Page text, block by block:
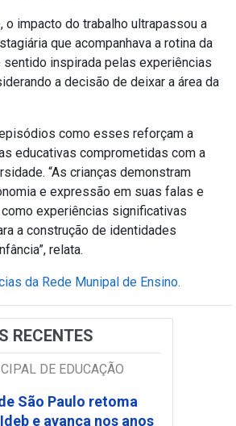
o impacto do trabalho ultrapassou a
que acompanhava a rotina da
sentido inspirada pelas experiências
a decisão de deixar a área da
como esses reforçam a
educativas comprometidas com a
“As crianças demonstram
e expressão em suas falas e
experiências significativas
a construção de identidades
relata.
da Rede Munipal de Ensino.
RECENTES
DE EDUCAÇÃO
São Paulo retoma
e avança nos anos